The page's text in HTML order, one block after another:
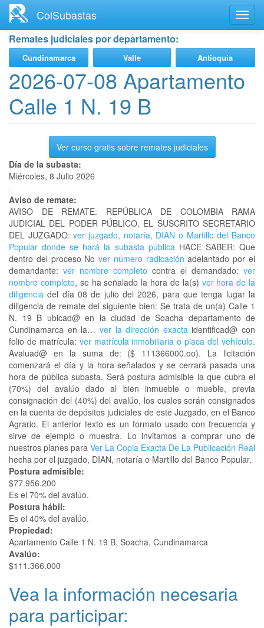
contenido
principal
ColSubastas
Remates judiciales por departamento:
Cundinamarca Valle Antioquia
2026-07-08 Apartamento
Calle 1 N. 19 B
Ver curso gratis sobre remates judiciales
Día de la subasta:
Miércoles, 8 Julio 2026
Aviso de remate:
AVISO DE REMATE. REPÚBLICA DE COLOMBIA RAMA
JUDICIAL DEL PODER PÚBLICO. EL SUSCRITO SECRETARIO
DEL JUZGADO: ver juzgado, notaría, DIAN o Martillo del Banco
Popular donde se hará la subasta públicaHACE SABER: Que
dentro del proceso Nover número radicación adelantado por el
demandante: ver nombre completo contra el demandado: ver
nombre completo, se ha señalado la hora de la(s) ver hora de la
diligencia del día 08 de julio del 2026, para que tenga lugar la
diligencia de remate del siguiente bien: Se trata de un(a) Calle 1
N. 19 B ubicad@ en la ciudad de Soacha departamento de
Cundinamarca en la… ver la dirección exactaidentificad@ con
folio de matrícula: ver matrícula inmobiliaria o placa del vehículo.
Avaluad@ en la suma de: ($ 111366000.oo). La licitación
comenzará el día y la hora señalados y se cerrará pasada una
hora de pública subasta. Será postura admisible la que cubra el
(70%) del avalúo dado al bien inmueble o mueble, previa
consignación del (40%) del avalúo, los cuales serán consignados
en la cuenta de depósitos judiciales de este Juzgado, en el Banco
Agrario. El anterior texto es un formato usado con frecuencia y
sirve de ejemplo o muestra. Lo invitamos a comprar uno de
nuestros planes para Ver La Copia Exacta De La Publicación Real
hecha por el juzgado, DIAN, notaría o Martillo del Banco Popular.
Postura admisible:
$77.956.200
Es el 70% del avalúo.
Postura hábil:
Es el 40% del avalúo.
Propiedad:
Apartamento Calle 1 N. 19 B, Soacha, Cundinamarca
Avalúo:
$111.366.000
Vea la información necesaria
para participar: